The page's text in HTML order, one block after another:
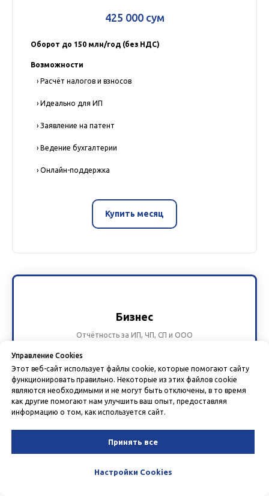
425 000 сум
Оборот до 150 млн/год (без НДС)
Возможности
› Расчёт налогов и взносов
› Идеально для ИП
› Заявление на патент
› Ведение бухгалтерии
› Онлайн-поддержка
Купить месяц
Бизнес
Отчётность за ИП, ЧП, СП и ООО
825 000 сум
Оборот до 450 млн/год (без НДС)
Возможности Старта +
› Отчетность по налогу с оборота
› Проверка контрагентов
Управление Cookies
Этот веб-сайт использует файлы cookie, которые помогают сайту
функционировать правильно. Некоторые из этих файлов cookie
являются необходимыми и не могут быть отключены, в то время
как другие помогают нам улучшить ваш опыт, предоставляя
информацию о том, как используется сайт.
Принять все
Настройки Cookies